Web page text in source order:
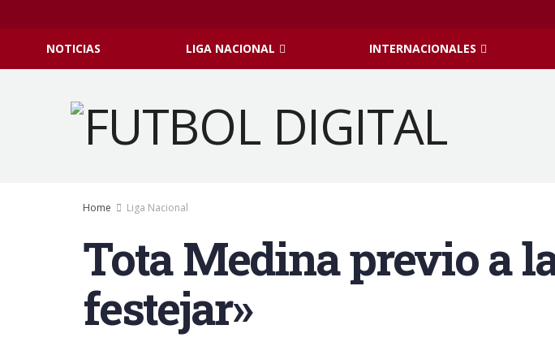
NOTICIAS LIGA NACIONAL INTERNACIONALES
Home Liga Nacional
Tota Medina previo a
festejar»